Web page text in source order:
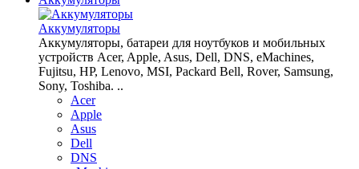
Аккумуляторы
Аккумуляторы, батареи для ноутбуков и мобильных
устройств Acer, Apple, Asus, Dell, DNS, eMachines,
Fujitsu, HP, Lenovo, MSI, Packard Bell, Rover, Samsung,
Sony, Toshiba. ..
Acer
Apple
Asus
Dell
DNS